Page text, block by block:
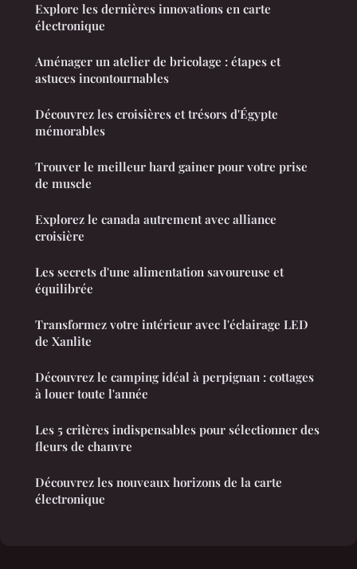
Explore les dernières innovations en carte
électronique
Aménager un atelier de bricolage : étapes et
astuces incontournables
Découvrez les croisières et trésors d'Égypte
mémorables
Trouver le meilleur hard gainer pour votre prise
de muscle
Explorez le canada autrement avec alliance
croisière
Les secrets d'une alimentation savoureuse et
équilibrée
Transformez votre intérieur avec l'éclairage LED
de Xanlite
Découvrez le camping idéal à perpignan : cottages
à louer toute l'année
Les 5 critères indispensables pour sélectionner des
fleurs de chanvre
Découvrez les nouveaux horizons de la carte
électronique